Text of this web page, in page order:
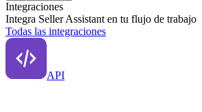
Integraciones
Integra Seller Assistant en tu flujo de trabajo
Todas las integraciones
API